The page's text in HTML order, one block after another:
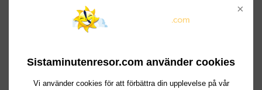
×
Sistaminutenresor.com använder cookies
Vi använder cookies för att förbättra din upplevelse på vår